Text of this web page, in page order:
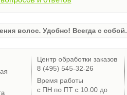
волос. Удобно! Всегда с собой.
Центр обработки заказов
8 (495) 545-32-26
Время работы
с ПН по ПТ с 10.00 до